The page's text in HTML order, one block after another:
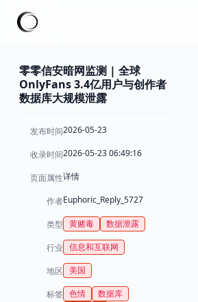
零零信安暗网监测 | 全球
OnlyFans 3.4亿用户与创作者
数据库大规模泄露
发布时间2026-05-23
收录时间2026-05-23 06:49:16
页面属性详情
作者Euphoric_Reply_5727
类型 黄赌毒 数据泄露
行业 信息和互联网
地区 美国
标签 色情
数据库